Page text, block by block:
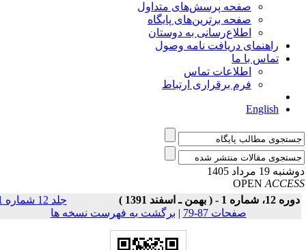
صفحه پرسش‌های متداول
صفحه برترین‌های پایگاه
اطلاع‌رسانی به دوستان
راهنمای دریافت نامه وصول
تماس با ما
اطلاعات تماس
فرم برقراری ارتباط
English
19 مرداد 1405
OPEN
شماره 1 - ( بهمن ـ اسفند 1391 )
جلد 12 شماره 1
صفحات 87-79
| برگشت به فهرست نسخه ها